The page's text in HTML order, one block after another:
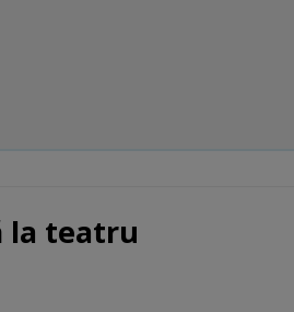
la teatru